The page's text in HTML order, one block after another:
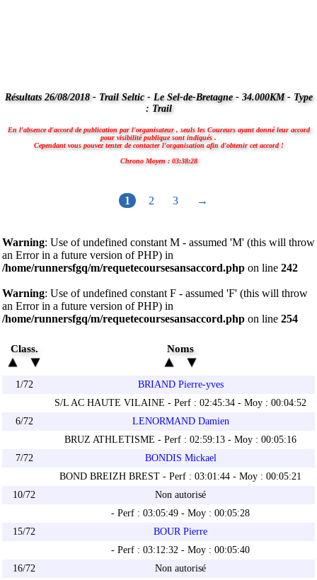
Résultats 26/08/2018 - Trail Seltic - Le Sel-de-Bretagne - 34.000KM - Type
: Trail
En l'absence d'accord de publication par l'organisateur , seuls les Coureurs ayant donné leur accord
pour visibilité publique sont indiqués .
Cependant vous pouvez tenter de contacter l'organisation afin d'obtenir cet accord !
Chrono Moyen : 03:38:28
1 2 3 →
Warning: Use of undefined constant M - assumed 'M' (this will throw
an Error in a future version of PHP) in
/home/runnersfgq/m/requetecoursesansaccord.php on line 242
Warning: Use of undefined constant F - assumed 'F' (this will throw
an Error in a future version of PHP) in
/home/runnersfgq/m/requetecoursesansaccord.php on line 254
Class. Noms
1/72
BRIAND Pierre-yves
S/L AC HAUTE VILAINE - Perf : 02:45:34 - Moy : 00:04:52
6/72
LENORMAND Damien
BRUZ ATHLETISME - Perf : 02:59:13 - Moy : 00:05:16
7/72
BONDIS Mickael
BOND BREIZH BREST - Perf : 03:01:44 - Moy : 00:05:21
10/72
Non autorisé
- Perf : 03:05:49 - Moy : 00:05:28
15/72
BOUR Pierre
- Perf : 03:12:32 - Moy : 00:05:40
16/72
Non autorisé